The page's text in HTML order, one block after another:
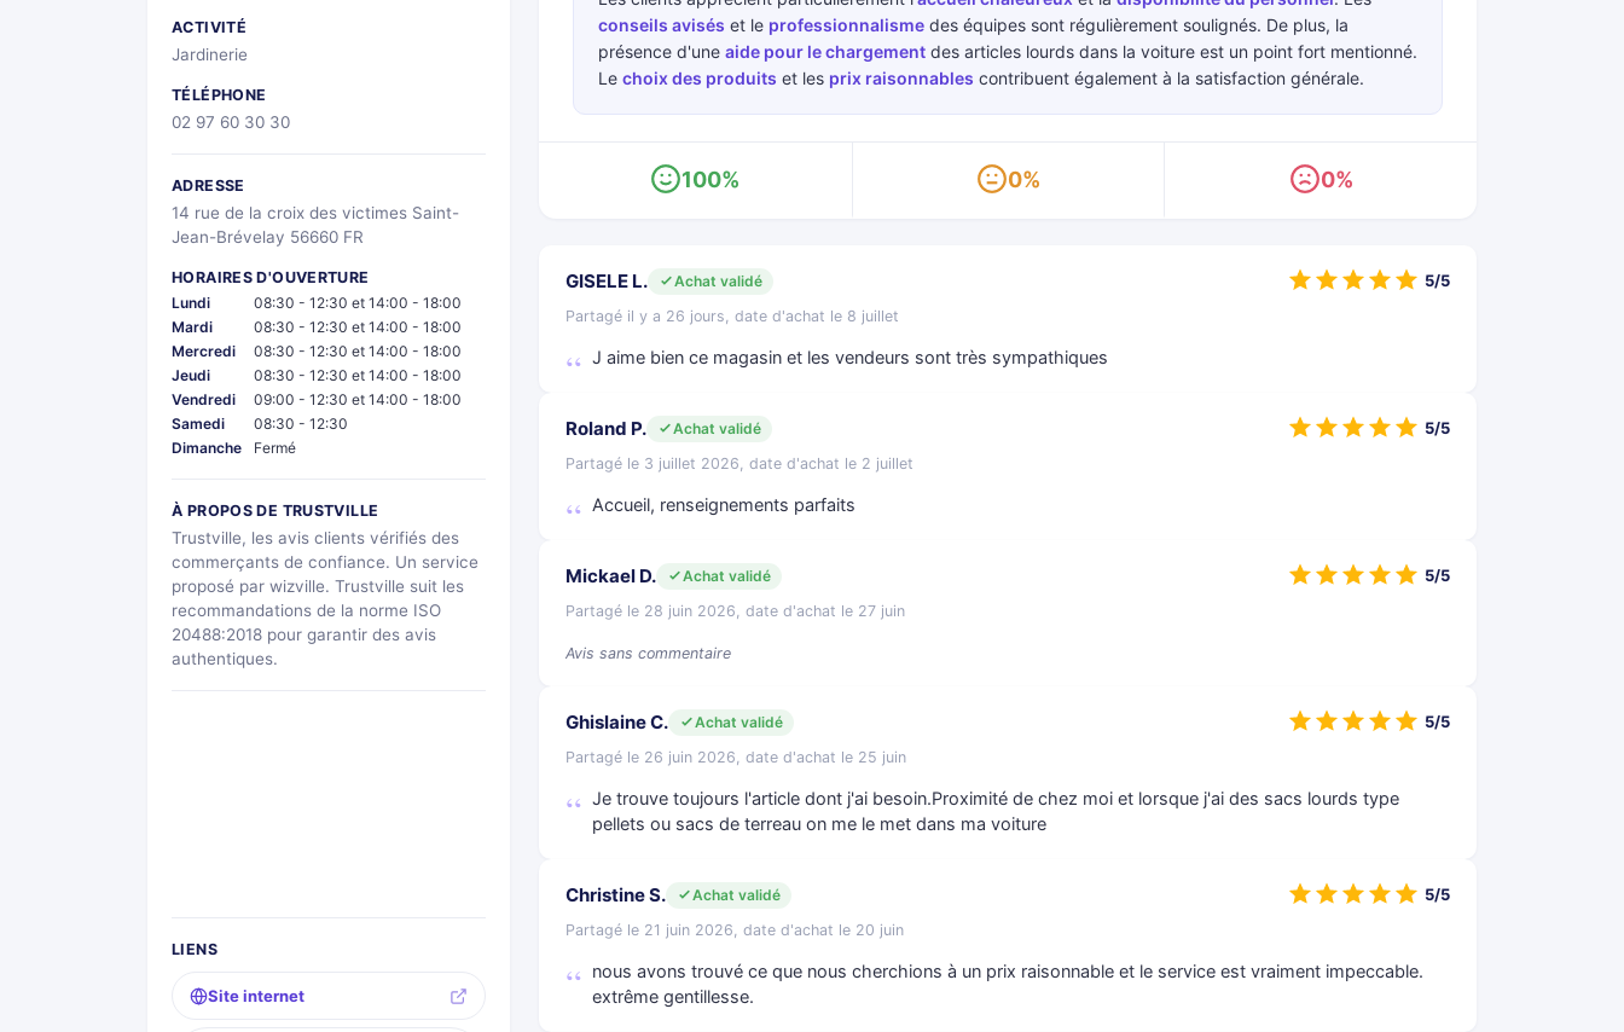
ACTIVITÉ
Jardinerie
TÉLÉPHONE
02 97 60 30 30
ADRESSE
14 rue de la croix des victimes Saint-
Jean-Brévelay 56660 FR
HORAIRES D'OUVERTURE
Lundi
08:30 - 12:30 et 14:00 - 18:00
Mardi
08:30 - 12:30 et 14:00 - 18:00
Mercredi
08:30 - 12:30 et 14:00 - 18:00
Jeudi
08:30 - 12:30 et 14:00 - 18:00
Vendredi
09:00 - 12:30 et 14:00 - 18:00
Samedi
08:30 - 12:30
Dimanche
Fermé
À PROPOS DE TRUSTVILLE
Trustville, les avis clients vérifiés des
commerçants de confiance. Un service
proposé par wizville. Trustville suit les
recommandations de la norme ISO
20488:2018 pour garantir des avis
authentiques.
LIENS
Site internet
conseils avisés et le professionnalisme des équipes sont régulièrement soulignés. De plus, la
présence d'une aide pour le chargement des articles lourds dans la voiture est un point fort mentionné.
Le choix des produits et les prix raisonnables contribuent également à la satisfaction générale.
100% 0% 0%
GISELE L.
Achat validé
Partagé il y a 26 jours, date d'achat le 8 juillet
J aime bien ce magasin et les vendeurs sont très sympathiques
5/5
Roland P.
Achat validé
Partagé le 3 juillet 2026, date d'achat le 2 juillet
Accueil, renseignements parfaits
5/5
Mickael D.
Achat validé
Partagé le 28 juin 2026, date d'achat le 27 juin
Avis sans commentaire
5/5
Ghislaine C.
Achat validé
Partagé le 26 juin 2026, date d'achat le 25 juin
Je trouve toujours l'article dont j'ai besoin.Proximité de chez moi et lorsque j'ai des sacs lourds type
pellets ou sacs de terreau on me le met dans ma voiture
5/5
Christine S.
Achat validé
Partagé le 21 juin 2026, date d'achat le 20 juin
nous avons trouvé ce que nous cherchions à un prix raisonnable et le service est vraiment impeccable.
extrême gentillesse.
5/5